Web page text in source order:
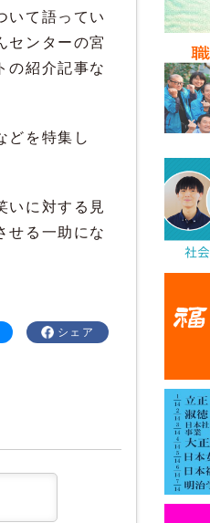
いて語ってい
センターの宮
の紹介記事な
どを特集し
いに対する見
せる一助にな
シェア